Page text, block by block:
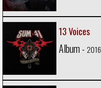
13 Voices
Album - 2016